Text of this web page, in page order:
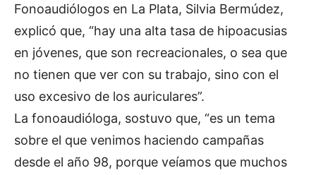
Fonoaudiólogos en La Plata, Silvia Bermúdez,
explicó que, “hay una alta tasa de hipoacusias
en jóvenes, que son recreacionales, o sea que
no tienen que ver con su trabajo, sino con el
uso excesivo de los auriculares”.
La fonoaudióloga, sostuvo que, “es un tema
sobre el que venimos haciendo campañas
desde el año 98, porque veíamos que muchos